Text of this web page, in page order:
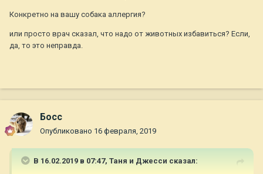
Конкретно на вашу собака аллергия?
или просто врач сказал, что надо от животных избавиться? Если,
да, то это неправда.
Босс
Опубликовано 16 февраля, 2019
В 16.02.2019 в 07:47, Таня и Джесси сказал: